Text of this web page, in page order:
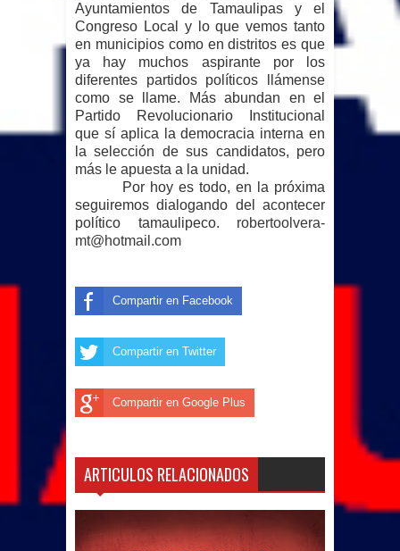
Ayuntamientos de Tamaulipas y el
Congreso Local y lo que vemos tanto
en municipios como en distritos es que
ya hay muchos aspirante por los
diferentes partidos políticos llámense
como se llame. Más abundan en el
Partido Revolucionario Institucional
que sí aplica la democracia interna en
la selección de sus candidatos, pero
más le apuesta a la unidad.
Por hoy es todo, en la próxima
seguiremos dialogando del acontecer
político tamaulipeco. robertoolvera-
mt@hotmail.com
Compartir en Facebook
Compartir en Twitter
Compartir en Google Plus
ARTICULOS RELACIONADOS